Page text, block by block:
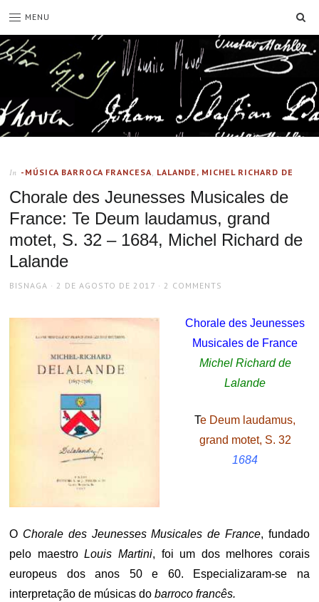
MENU
In -MÚSICA BARROCA FRANCESA, LALANDE, MICHEL RICHARD DE
Chorale des Jeunesses Musicales de
France: Te Deum laudamus, grand
motet, S. 32 – 1684, Michel Richard de
Lalande
AUTHOR
BISNAGA
POSTED
2 DE AGOSTO DE 2017 2 COMMENTS
Chorale des Jeunesses
Musicales de France
Michel Richard de
Lalande
Te Deum laudamus,
grand motet, S. 32
1684
O Chorale des Jeunesses Musicales de France, fundado
pelo maestroLouis Martini, foi um dos melhores corais
europeus dos anos 50 e 60. Especializaram-se na
interpretação de músicas dobarroco francês.